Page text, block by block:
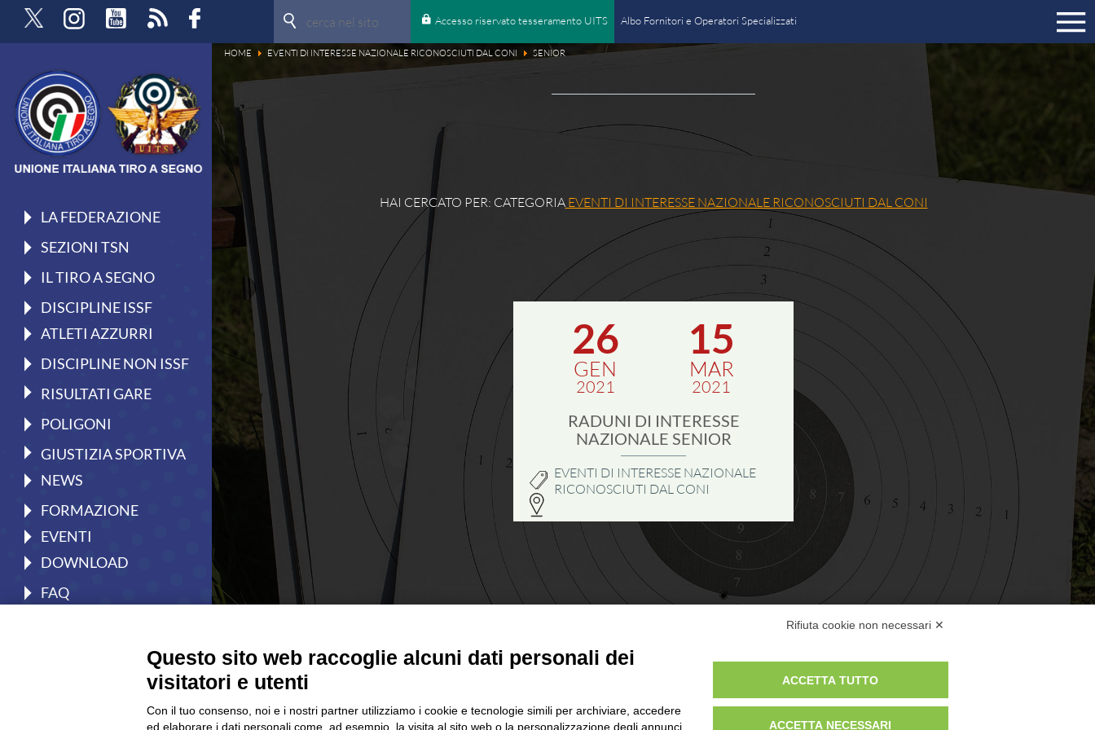
Accesso riservato tesseramento UITS Albo Fornitori e Operatori Specializzati
LA FEDERAZIONE
SEZIONI TSN
IL TIRO A SEGNO
DISCIPLINE ISSF
ATLETI AZZURRI
DISCIPLINE NON ISSF
RISULTATI GARE
POLIGONI
GIUSTIZIA SPORTIVA
NEWS
FORMAZIONE
EVENTI
DOWNLOAD
FAQ
HOME EVENTI DI INTERESSE NAZIONALE RICONOSCIUTI DAL CONI SENIOR
La Federazione
Profilo
Storia
Organigramma
Carte Federali
Comitati Regionali
Manifesto
Tesseramento
Commissioni
Sezioni TSN
Ricerca Sezioni
Affiliazioni Registro CONI
Il Tiro a Segno
Pistola
Carabina
Discipline ISSF
Convocazioni atleti
Gruppi di merito
Archivio gruppi di merito
Atleti di interesse nazionale
Staff Tecnico
Staff medico
cerca
Programma Sportivo NON ISSF
Partecipa
Accesso riservato tesseramento UITS
Pubblicità legale
Documenti
Comunicazione
Paralimpici
Amministrazione trasparente
Albo Fornitori
HAI CERCATO PER: CATEGORIAEVENTI DI INTERESSE NAZIONALE RICONOSCIUTI DAL CONI
26
GEN
2021
15
MAR
2021
RADUNI DI INTERESSE
NAZIONALE SENIOR
EVENTI DI INTERESSE NAZIONALE
RICONOSCIUTI DAL CONI
TEL. 06/87975533 - 06/87975534
P.IVA 02148741008
Rifiuta cookie non necessari ✕
Questo sito web raccoglie alcuni dati personali dei
visitatori e utenti
Con il tuo consenso, noi e i nostri partner utilizziamo i cookie e tecnologie simili per archiviare, accedere
ed elaborare i dati personali come, ad esempio, la visita al sito web o la personalizzazione degli annunci.
ACCETTA TUTTO
ACCETTA NECESSARI